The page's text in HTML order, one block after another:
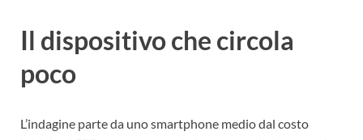
Il dispositivo che circola
poco
L’indagine parte da uno smartphone medio dal costo